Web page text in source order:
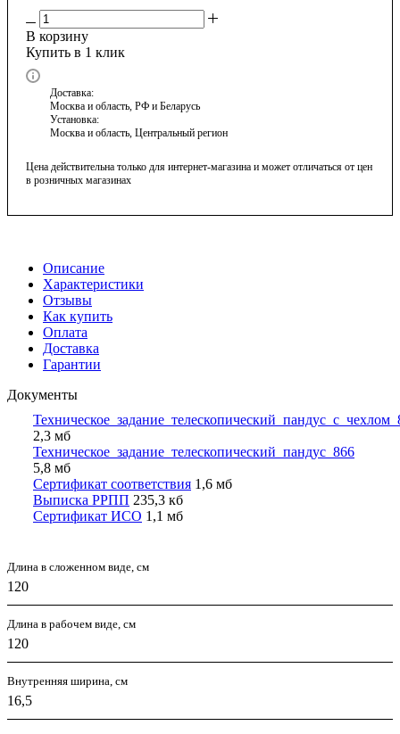
В корзину
Купить в 1 клик
Доставка:
Москва и область, РФ и Беларусь
Установка:
Москва и область, Центральный регион
Цена действительна только для интернет-магазина и может отличаться от цен
в розничных магазинах
Описание
Характеристики
Отзывы
Как купить
Оплата
Доставка
Гарантии
Документы
2,3 мб
Техническое_задание_телескопический_пандус_866
5,8 мб
Сертификат соответствия 1,6 мб
Выписка РРПП 235,3 кб
Сертификат ИСО 1,1 мб
Длина в сложенном виде, см
120
Длина в рабочем виде, см
120
Внутренняя ширина, см
16,5